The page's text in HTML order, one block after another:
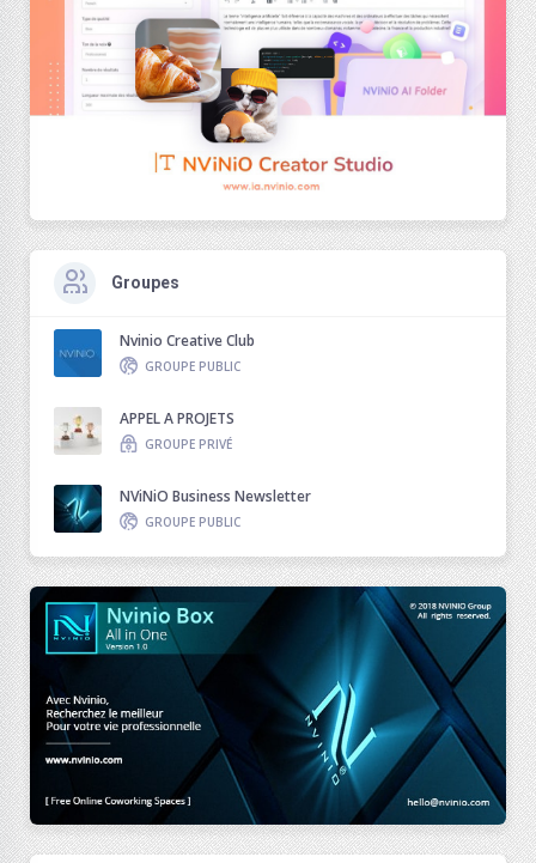
Groupes
Nvinio Creative Club
GROUPE PUBLIC
APPEL A PROJETS
GROUPE PRIVÉ
NViNiO Business Newsletter
GROUPE PUBLIC